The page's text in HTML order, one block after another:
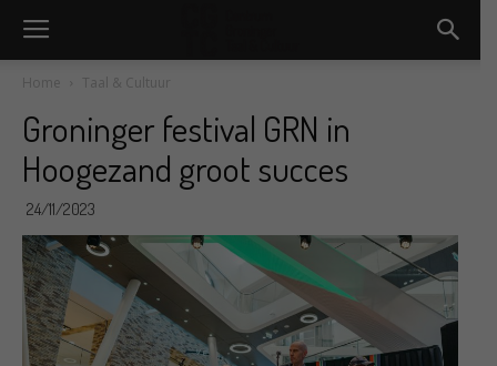
Home Taal & Cultuur
Groninger festival GRN in
Hoogezand groot succes
24/11/2023